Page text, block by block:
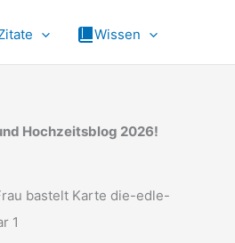
Wissen
Hochzeitsblog 2026!